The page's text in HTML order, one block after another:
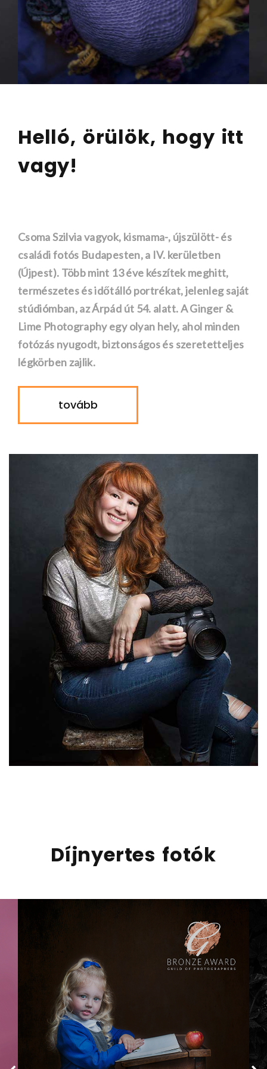
Helló, örülök, hogy itt
vagy!
Csoma Szilvia vagyok, kismama-, újszülött- és
családi fotós Budapesten, a IV. kerületben
(Újpest). Több mint 13 éve készítek meghitt,
természetes és időtálló portrékat, jelenleg saját
stúdiómban, az Árpád út 54. alatt. A Ginger &
Lime Photography egy olyan hely, ahol minden
fotózás nyugodt, biztonságos és szeretetteljes
légkörben zajlik.
tovább
Díjnyertes fotók